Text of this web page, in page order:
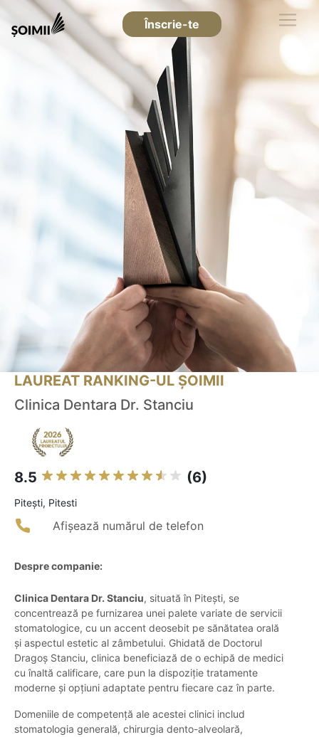
Înscrie-te
LAUREAT RANKING-UL ȘOIMII
Clinica Dentara Dr. Stanciu
8.5 (6)
Piteşti, Pitesti
Afișează numărul de telefon
Despre companie:
Clinica Dentara Dr. Stanciu, situată în Pitești, se
concentrează pe furnizarea unei palete variate de servicii
stomatologice, cu un accent deosebit pe sănătatea orală
și aspectul estetic al zâmbetului. Ghidată de Doctorul
Dragoș Stanciu, clinica beneficiază de o echipă de medici
cu înaltă calificare, care pun la dispoziție tratamente
moderne și opțiuni adaptate pentru fiecare caz în parte.
Domeniile de competență ale acestei clinici includ
stomatologia generală, chirurgia dento-alveolară,